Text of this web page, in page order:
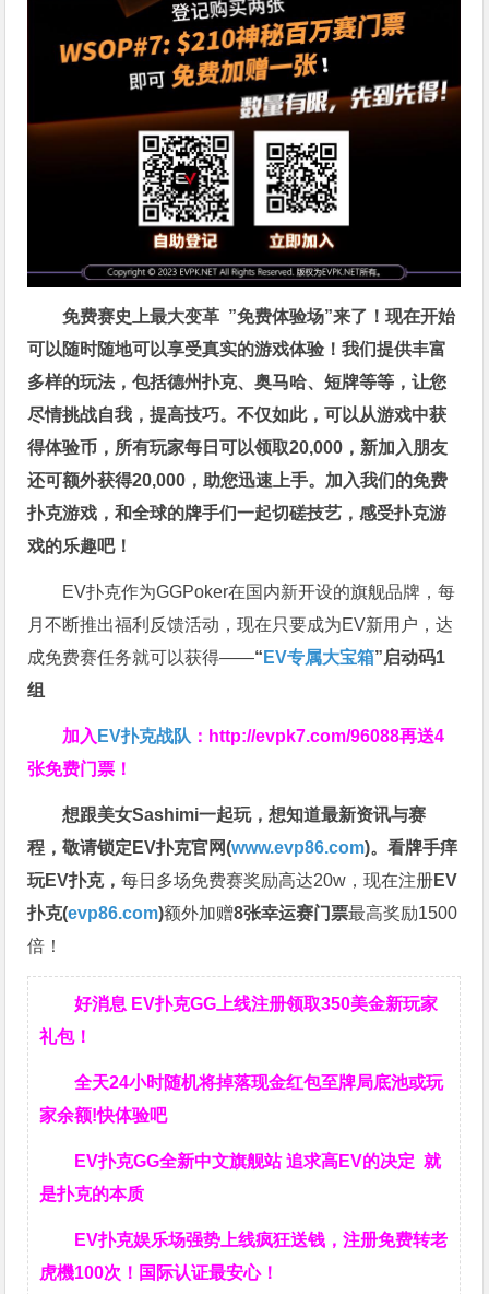
免费赛史上最大变革 ”免费体验场”来了！现在开始
可以随时随地可以享受真实的游戏体验！我们提供丰富
多样的玩法，包括德州扑克、奥马哈、短牌等等，让您
尽情挑战自我，提高技巧。不仅如此，可以从游戏中获
得体验币，所有玩家每日可以领取20,000，新加入朋友
还可额外获得20,000，助您迅速上手。 加入我们的免费
扑克游戏，和全球的牌手们一起切磋技艺，感受扑克游
戏的乐趣吧！
EV扑克作为GGPoker在国内新开设的旗舰品牌，每
月不断推出福利反馈活动，现在只要成为EV新用户，达
成免费赛任务就可以获得——“ EV专属大宝箱”启动码1
组
加入 EV扑克战队 ： http://evpk7.com/96088再送4
张免费门票！
想跟美女Sashimi一起玩，想知道最新资讯与赛
程，敬请锁定EV扑克官网(www.evp86.com)。看牌手痒
玩EV扑克，每日多场免费赛奖励高达20w，现在注册EV
扑克(evp86.com)额外加赠8张幸运赛门票最高奖励1500
倍！
好消息 EV扑克GG上线注册领取350美金新玩家
礼包！
全天24小时随机将掉落现金红包至牌局底池或玩
家余额!快体验吧
EV扑克GG全新中文旗舰站 追求高EV的决定 就
是扑克的本质
EV扑克娱乐场强势上线疯狂送钱，注册免费转老
虎機100次！国际认证最安心！